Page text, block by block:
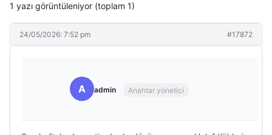
1 yazı görüntüleniyor (toplam 1)
24/05/2026: 7:52 pm #17872
A admin Anahtar yönetici